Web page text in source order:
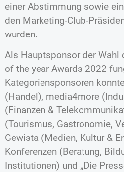
einer Abstimmung sowie
den Marketing-Club-
wurden.
Als Hauptsponsor der Wahl
of the year Awards 2022
Kategoriensponsoren
(Handel), media4more
(Finanzen &
(Tourismus, Gastronomie,
Gewista (Medien, Kultur &
Konferenzen (Beratung,
Institutionen) und „Die